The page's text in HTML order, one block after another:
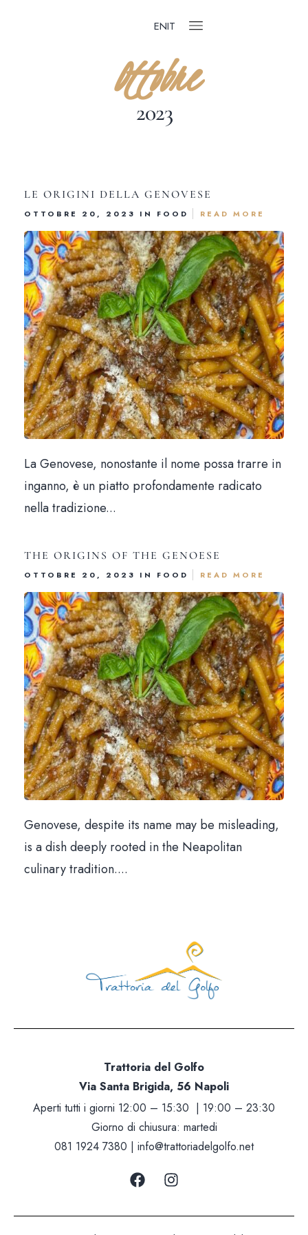
ENIT
Ottobre
2023
LE ORIGINI DELLA GENOVESE
OTTOBRE 20, 2023 IN FOOD READ MORE
La Genovese, nonostante il nome possa trarre in
inganno, è un piatto profondamente radicato
nella tradizione...
THE ORIGINS OF THE GENOESE
OTTOBRE 20, 2023 IN FOOD READ MORE
Genovese, despite its name may be misleading,
is a dish deeply rooted in the Neapolitan
culinary tradition....
Trattoria del Golfo
Via Santa Brigida, 56 Napoli
Aperti tutti i giorni 12:00 – 15:30 | 19:00 – 23:30
Giorno di chiusura: martedi
081 1924 7380 | info@trattoriadelgolfo.net
Il
News &
Prenota un
Via Santa Brigida, 56
Aperti tutti i giorni 12:00 – 15:30 | 19:00 –
Giorno di chiusura:
081 1924 7380 |